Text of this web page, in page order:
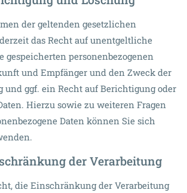
der geltenden gesetzlichen
das Recht auf unentgeltliche
gespeicherten personenbezogenen
und Empfänger und den Zweck der
und ggf. ein Recht auf Berichtigung oder
Hierzu sowie zu weiteren Fragen
Daten können Sie sich
der Verarbeitung
die Einschränkung der Verarbeitung